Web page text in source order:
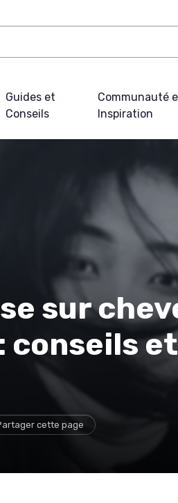
Guides et
Conseils
Communauté
Inspiration
sur
conseils et
cette page